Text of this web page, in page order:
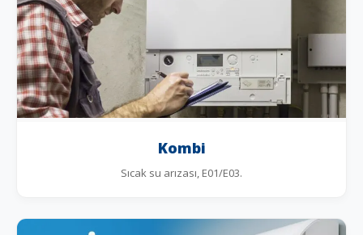
Kombi
Sıcak su arızası, E01/E03.